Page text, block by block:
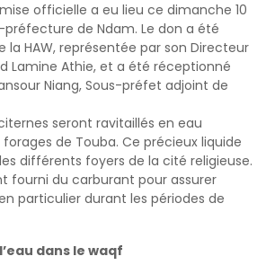
officielle a eu lieu ce dimanche 10
de Ndam. Le don a été
HAW, représentée par son Directeur
Lamine Athie, et a été réceptionné
Niang, Sous-préfet adjoint de
seront ravitaillés en eau
de Touba. Ce précieux liquide
différents foyers de la cité religieuse.
fourni du carburant pour assurer
particulier durant les périodes de
dans le waqf